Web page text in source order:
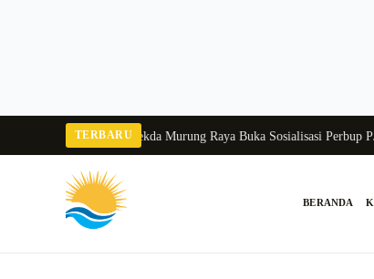
TERBARU
Balang 2026Pj Sekda Murung Raya Buka Sosialisasi Perbup PJPK
BERANDA